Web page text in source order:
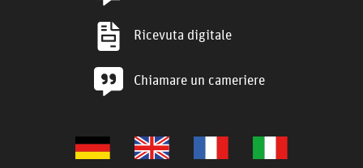
Ricevuta digitale
Chiamare un cameriere